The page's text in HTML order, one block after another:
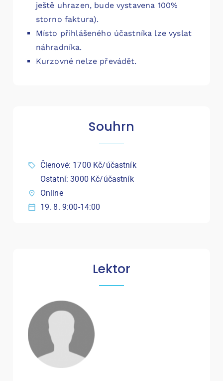
ještě uhrazen, bude vystavena 100%
storno faktura).
Místo přihlášeného účastníka lze vyslat
náhradníka.
Kurzovné nelze převádět.
Souhrn
Členové: 1700 Kč/účastník
Ostatní: 3000 Kč/účastník
Online
19. 8. 9:00-14:00
Lektor